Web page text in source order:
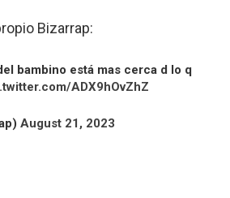
Bizarrap:
bambino está mas cerca d lo q
ADX9hOvZhZ
August 21, 2023